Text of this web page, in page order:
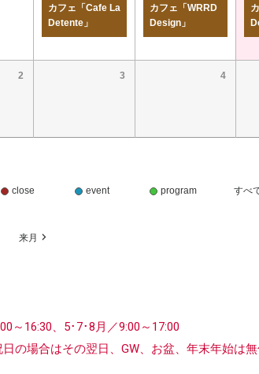
カフェ「Cafe La
Detente」
カフェ「WRRD
Design」
2 3 4
close event program すべ
来月
～16:30、5･7･8月／9:00～17:00
日の場合はその翌日、GW、お盆、年末年始は